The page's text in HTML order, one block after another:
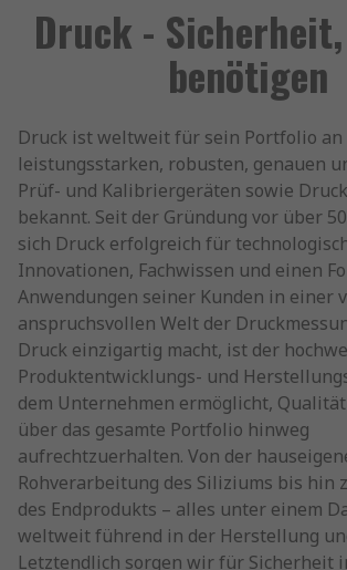
Druck -
benötigen
Druck ist weltweit für sein Portfolio an
leistungsstarken, robusten, genauen
Prüf- und Kalibriergeräten sowie
bekannt. Seit der Gründung vor über
sich Druck erfolgreich für
Innovationen, Fachwissen und einen
Anwendungen seiner Kunden in einer
anspruchsvollen Welt der
Druck einzigartig macht, ist der
Produktentwicklungs- und
dem Unternehmen ermöglicht,
über das gesamte Portfolio hinweg
aufrechtzuerhalten. Von der
Rohverarbeitung des Siliziums bis hin
des Endprodukts – alles unter einem
weltweit führend in der Herstellung
Letztendlich sorgen wir für Sicherheit